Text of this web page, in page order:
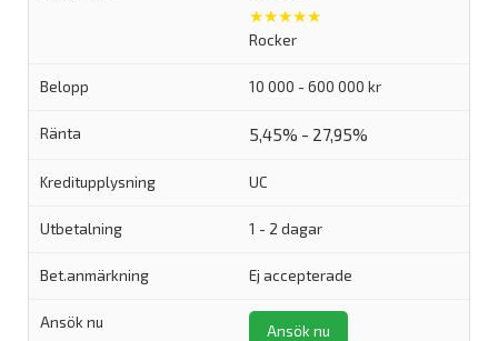
★★★★★
Rocker
10 000 - 600 000 kr
5,45% - 27,95%
UC
1 - 2 dagar
Ej accepterade
Ansök nu